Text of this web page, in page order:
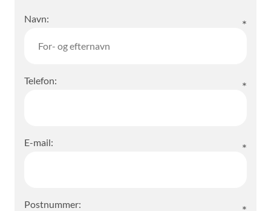
Navn:
Telefon:
E-mail:
Postnummer: